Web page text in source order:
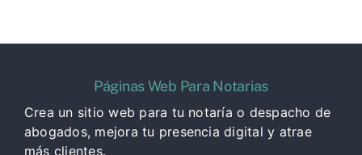
Páginas Web Para Notarias
Crea un sitio web para tu notaría o despacho de
abogados, mejora tu presencia digital y atrae
más clientes.